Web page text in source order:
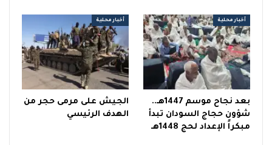
أخبار محلية
بعد نجاح موسم 1447هـ..
شؤون حجاج السودان تبدأ
مبكراً الإعداد لحج 1448هـ
أخبار محلية
الجيش على مرمى حجر من
الهدف الرئيسي